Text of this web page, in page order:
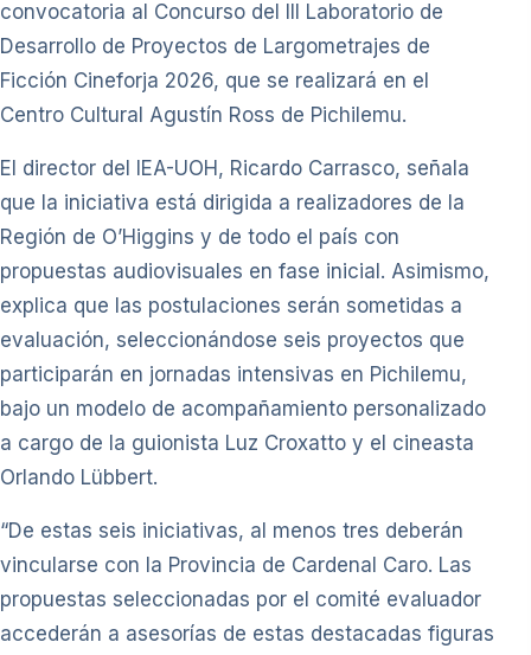
convocatoria al Concurso del III Laboratorio de
Desarrollo de Proyectos de Largometrajes de
Ficción Cineforja 2026, que se realizará en el
Centro Cultural Agustín Ross de Pichilemu.
El director del IEA-UOH, Ricardo Carrasco, señala
que la iniciativa está dirigida a realizadores de la
Región de O’Higgins y de todo el país con
propuestas audiovisuales en fase inicial. Asimismo,
explica que las postulaciones serán sometidas a
evaluación, seleccionándose seis proyectos que
participarán en jornadas intensivas en Pichilemu,
bajo un modelo de acompañamiento personalizado
a cargo de la guionista Luz Croxatto y el cineasta
Orlando Lübbert.
“De estas seis iniciativas, al menos tres deberán
vincularse con la Provincia de Cardenal Caro. Las
propuestas seleccionadas por el comité evaluador
accederán a asesorías de estas destacadas figuras